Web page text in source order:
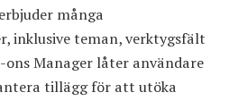
många
inklusive teman, verktygsfält
Manager låter användare
tillägg för att utöka